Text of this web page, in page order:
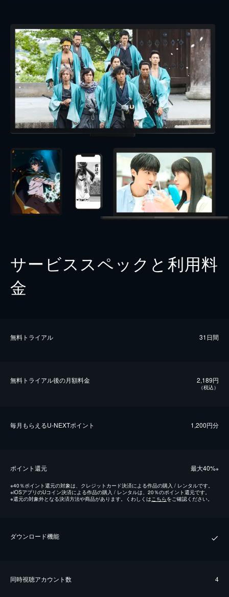
サービススペックと利用料
金
無料トライアル 31日間
無料トライアル後の⽉額料金 2,189円
（税込）
毎⽉もらえるU-NEXTポイント 1,200円分
ポイント還元 最⼤40%※
※40％ポイント還元の対象は、クレジットカード決済による作品の購入 / レンタルです。
※iOSアプリのUコイン決済による作品の購入 / レンタルは、20％のポイント還元です。
※還元の対象外となる決済方法や商品があります。くわしくはこちらをご確認ください。
ダウンロード機能
同時視聴アカウント数 4